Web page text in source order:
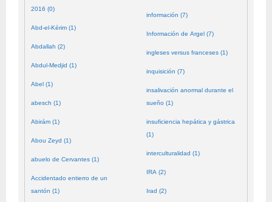
2016 (0)
Abd-el-Kérim (1)
Abdallah (2)
Abdul-Medjid (1)
Abel (1)
abesch (1)
Abirám (1)
Abou Zeyd (1)
abuelo de Cervantes (1)
Accidentado entierro de un
santón (1)
información (7)
Información de Argel (7)
ingleses versus franceses (1)
inquisición (7)
insalivación anormal durante el
sueño (1)
insuficiencia hepática y gástrica
(1)
interculturalidad (1)
IRA (2)
Irad (2)